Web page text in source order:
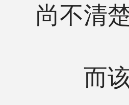
尚不清
而该